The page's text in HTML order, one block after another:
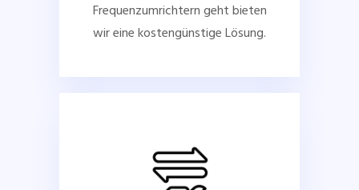
Frequenzumrichtern geht bieten
wir eine kostengünstige Lösung.